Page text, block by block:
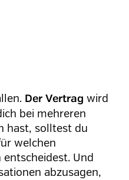
Der Vertrag wird
bei mehreren
hast, solltest du
welchen
Und
abzusagen,